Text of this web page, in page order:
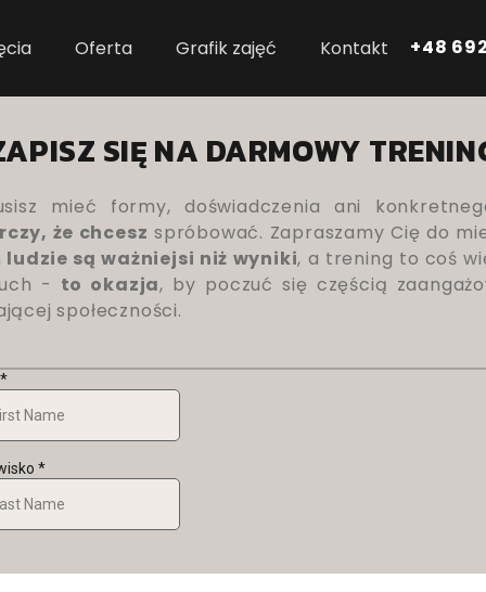
Oferta Grafik zajęć Kontakt +48
SIĘ NA DARMOWY
mieć formy, doświadczenia ani
że chcesz spróbować. Zapraszamy Cię do
ludzie są ważniejsi niż wyniki, a trening to coś
- to okazja, by poczuć się częścią
społeczności.